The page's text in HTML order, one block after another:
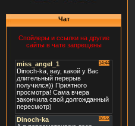
Чат
Спойлеры и ссылки на другие
сайты в чате запрещены